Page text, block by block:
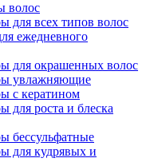
волос
для всех типов волос
ежедневного
для окрашенных волос
увлажняющие
с кератином
для роста и блеска
бессульфатные
для кудрявых и